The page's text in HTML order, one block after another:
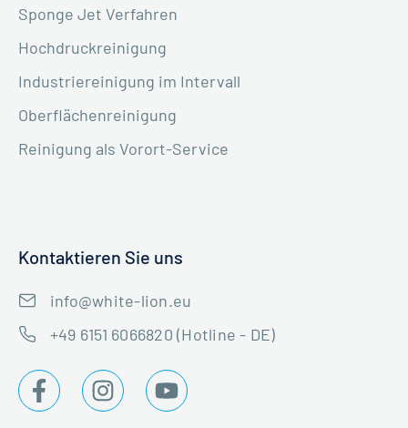
Sponge Jet Verfahren
Hochdruckreinigung
Industriereinigung im Intervall
Oberflächenreinigung
Reinigung als Vorort-Service
Kontaktieren Sie uns
info@white-lion.eu
+49 6151 6066820 (Hotline - DE)